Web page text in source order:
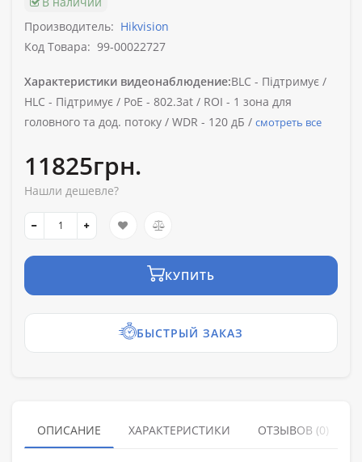
Производитель: Hikvision
Код Товара: 99-00022727
Характеристики видеонаблюдение:BLC - Підтримує /
HLC - Підтримує / PoE - 802.3at / ROI - 1 зона для
головного та дод. потоку / WDR - 120 дБ / смотреть все
11825грн.
Нашли дешевле?
КУПИТЬ
БЫСТРЫЙ ЗАКАЗ
ОПИСАНИЕ ХАРАКТЕРИСТИКИ ОТЗЫВОВ (0)